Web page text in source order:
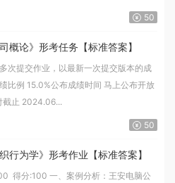
50
概论》形考任务【标准答案】
次提交作业，以最新一次提交版本的成
比例 15.0%公布成绩时间 马上公布开放
止 2024.06...
50
行为学》形考作业【标准答案】
得分:100 一、案例分析：王安电脑公